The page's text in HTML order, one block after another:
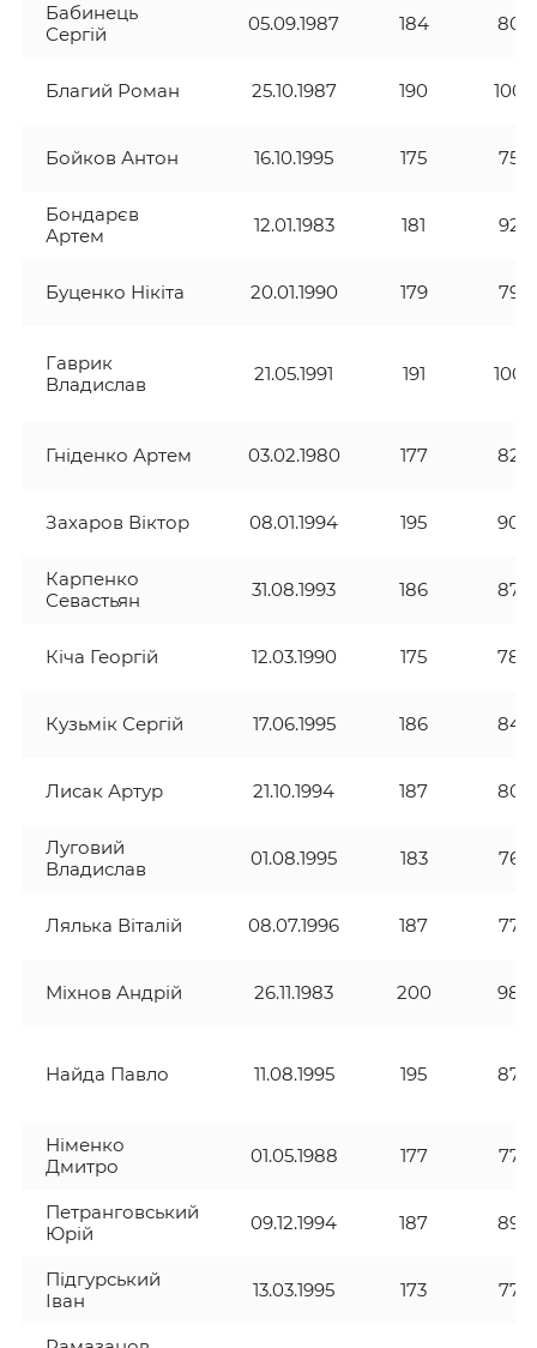
Бабинець
Сергій
05.09.1987 184 80
Благий Роман 25.10.1987 190 100
Бойков Антон 16.10.1995 175 75
Бондарєв
Артем
12.01.1983 181 92
Буценко Нікіта 20.01.1990 179 79
Гаврик
Владислав
21.05.1991 191 100
Гніденко Артем 03.02.1980 177 82
Захаров Віктор 08.01.1994 195 90
Карпенко
Севастьян
31.08.1993 186 87
Кіча Георгій 12.03.1990 175 78
Кузьмік Сергій 17.06.1995 186 84
Лисак Артур 21.10.1994 187 80
Луговий
Владислав
01.08.1995 183 76
Лялька Віталій 08.07.1996 187 77
Міхнов Андрій 26.11.1983 200 98
Найда Павло 11.08.1995 195 87
Німенко
Дмитро
01.05.1988 177 77
Петранговський
Юрій
09.12.1994 187 89
Підгурський
Іван
13.03.1995 173 77